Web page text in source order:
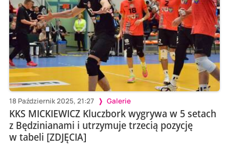
18 Październik 2025, 21:27 Galerie
KKS MICKIEWICZ Kluczbork wygrywa w 5 setach
z Będzinianami i utrzymuje trzecią pozycję
w tabeli [ZDJĘCIA]